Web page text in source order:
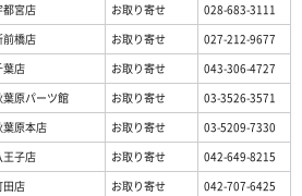
都宮店 お取り寄せ
028-683-3111
前橋店 お取り寄せ
027-212-9677
葉店 お取り寄せ
043-306-4727
原パーツ館 お取り寄せ
03-3526-3571
葉原本店 お取り寄せ
03-5209-7330
王子店 お取り寄せ
042-649-8215
田店 お取り寄せ 042-707-6425